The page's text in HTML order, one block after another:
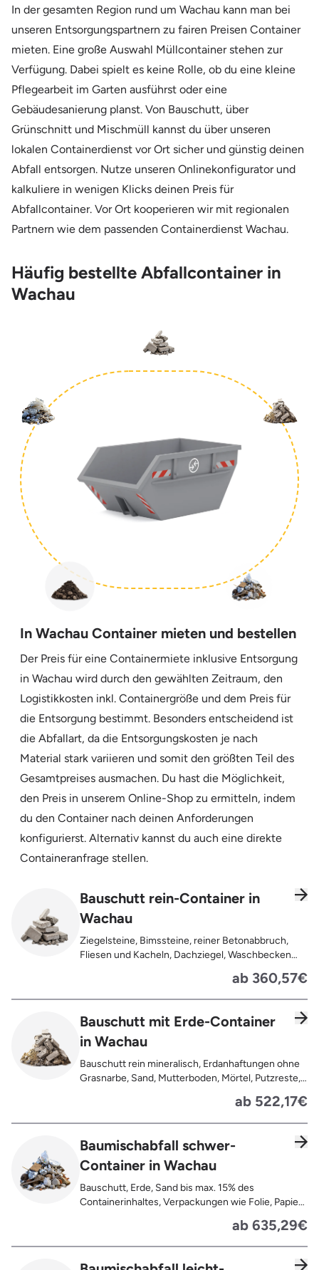
In der gesamten Region rund um Wachau kann man bei
unseren Entsorgungspartnern zu fairen Preisen Container
mieten. Eine große Auswahl Müllcontainer stehen zur
Verfügung. Dabei spielt es keine Rolle, ob du eine kleine
Pflegearbeit im Garten ausführst oder eine
Gebäudesanierung planst. Von Bauschutt, über
Grünschnitt und Mischmüll kannst du über unseren
lokalen Containerdienst vor Ort sicher und günstig deinen
Abfall entsorgen. Nutze unseren Onlinekonfigurator und
kalkuliere in wenigen Klicks deinen Preis für
Abfallcontainer. Vor Ort kooperieren wir mit regionalen
Partnern wie dem passenden Containerdienst Wachau.
Häufig bestellte Abfallcontainer in
Wachau
In Wachau Container mieten und bestellen
Der Preis für eine Containermiete inklusive Entsorgung
in Wachau wird durch den gewählten Zeitraum, den
Logistikkosten inkl. Containergröße und dem Preis für
die Entsorgung bestimmt. Besonders entscheidend ist
die Abfallart, da die Entsorgungskosten je nach
Material stark variieren und somit den größten Teil des
Gesamtpreises ausmachen. Du hast die Möglichkeit,
den Preis in unserem Online-Shop zu ermitteln, indem
du den Container nach deinen Anforderungen
konfigurierst. Alternativ kannst du auch eine direkte
Containeranfrage stellen.
Bauschutt rein-Container in
Wachau
Ziegelsteine, Bimssteine, reiner Betonabbruch,
Fliesen und Kacheln, Dachziegel, Waschbecken
Pflastersteine, Kalksand-Mauerwerk, Zement und
Putzreste
ab 360,57€
Bauschutt mit Erde-Container
in Wachau
Bauschutt rein mineralisch, Erdanhaftungen ohne
Grasnarbe, Sand, Mutterboden, Mörtel, Putzreste,
ab 522,17€
Baumischabfall schwer-
Container in Wachau
Bauschutt, Erde, Sand bis max. 15% des
Containerinhaltes, Verpackungen wie Folie, Papier,
Kunststoffe, Gummi, Styropor, Holz (z.B.
ab 635,29€